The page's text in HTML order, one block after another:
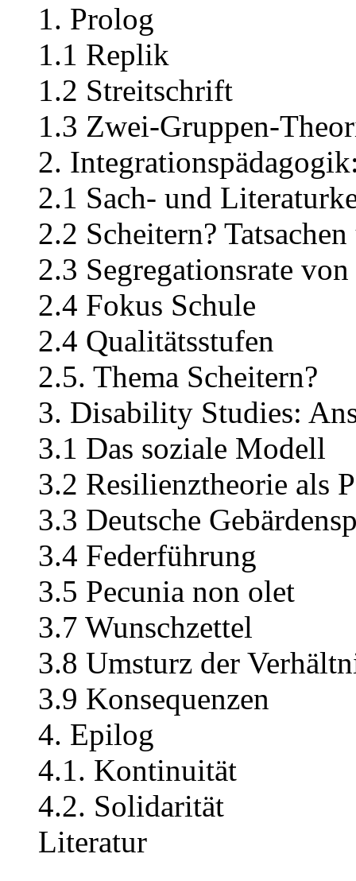
1. Prolog
1.1 Replik
1.2 Streitschrift
1.3 Zwei-Gruppen-
2.
2.1 Sach- und
2.2 Scheitern?
2.3 Segregationsrate
2.4 Fokus Schule
2.4 Qualitätsstufen
2.5. Thema Scheitern?
3. Disability Studies:
3.1 Das soziale Modell
3.2 Resilienztheorie als
3.3 Deutsche
3.4 Federführung
3.5 Pecunia non olet
3.7 Wunschzettel
3.8 Umsturz der
3.9 Konsequenzen
4. Epilog
4.1. Kontinuität
4.2. Solidarität
Literatur